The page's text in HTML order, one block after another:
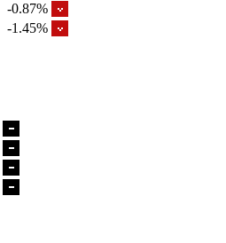
-0.87%
-1.45%